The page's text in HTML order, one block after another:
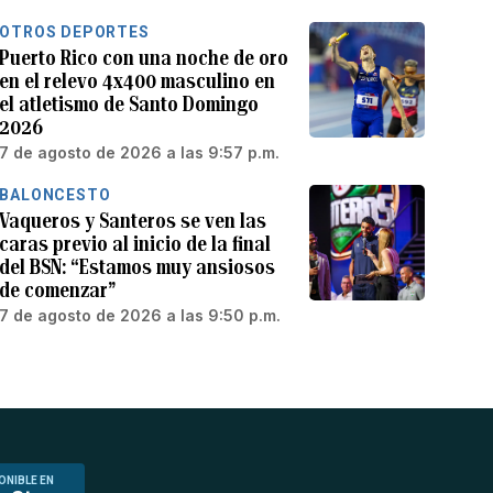
OTROS DEPORTES
Puerto Rico con una noche de oro
en el relevo 4x400 masculino en
el atletismo de Santo Domingo
2026
7 de agosto de 2026 a las 9:57 p.m.
BALONCESTO
Vaqueros y Santeros se ven las
caras previo al inicio de la final
del BSN: “Estamos muy ansiosos
de comenzar”
7 de agosto de 2026 a las 9:50 p.m.
EN